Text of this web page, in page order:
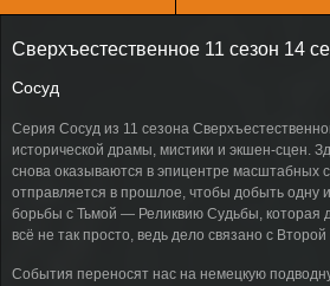
Сверхъестественное 11 сезон 14
Сосуд
Серия Сосуд из 11 сезона
исторической драмы, мистики и экшен-сцен.
снова оказываются в эпицентре масштабных
отправляется в прошлое, чтобы добыть одну
борьбы с Тьмой — Реликвию Судьбы, которая
всё не так просто, ведь дело связано с
События переносят нас на немецкую